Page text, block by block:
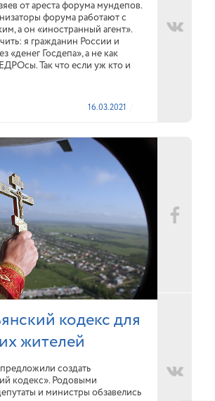
от ареста форума мундепов.
форума работают с
а он «иностранный агент».
я гражданин России и
«денег Госдепа», а не как
Так что если уж кто и
16.03.2021
кодекс для
жителей
создать
кодекс». Родовыми
и министры обзавелись